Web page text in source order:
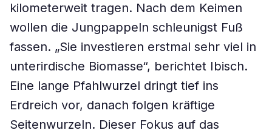
kilometerweit tragen. Nach dem Keimen
wollen die Jungpappeln schleunigst Fuß
fassen. „Sie investieren erstmal sehr viel in
unterirdische Biomasse“, berichtet Ibisch.
Eine lange Pfahlwurzel dringt tief ins
Erdreich vor, danach folgen kräftige
Seitenwurzeln. Dieser Fokus auf das